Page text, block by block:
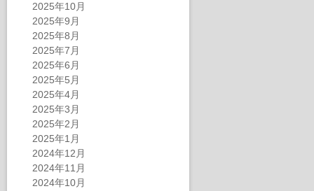
2025年10月
2025年9月
2025年8月
2025年7月
2025年6月
2025年5月
2025年4月
2025年3月
2025年2月
2025年1月
2024年12月
2024年11月
2024年10月